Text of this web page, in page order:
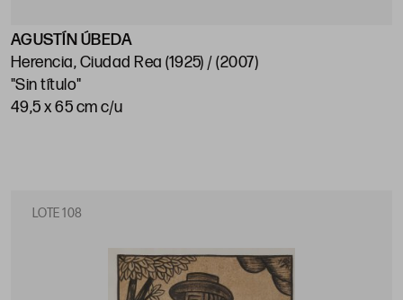
AGUSTÍN ÚBEDA
Herencia, Ciudad Rea (1925) / (2007)
"Sin título"
49,5 x 65 cm c/u
LOTE 108